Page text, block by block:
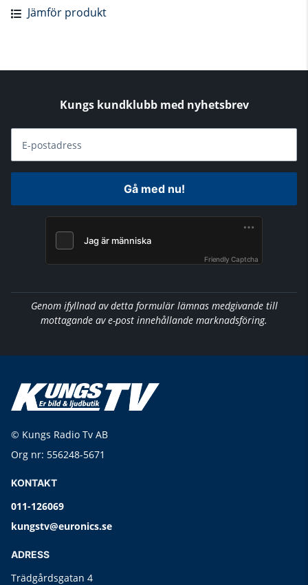
Jämför produkt
Kungs kundklubb med nyhetsbrev
E-postadress
Gå med nu!
Friendly Captcha
Genom ifyllnad av detta formulär lämnas medgivande till
mottagande av e-post innehållande marknadsföring.
© Kungs Radio Tv AB
Org nr: 556248-5671
KONTAKT
011-126069
kungstv@euronics.se
ADRESS
Trädgårdsgatan 4